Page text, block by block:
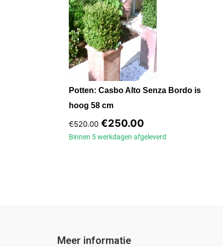
Potten: Casbo Alto Senza Bordo is
hoog 58 cm
€520.00 €250.00
Binnen 5 werkdagen afgeleverd
Meer informatie